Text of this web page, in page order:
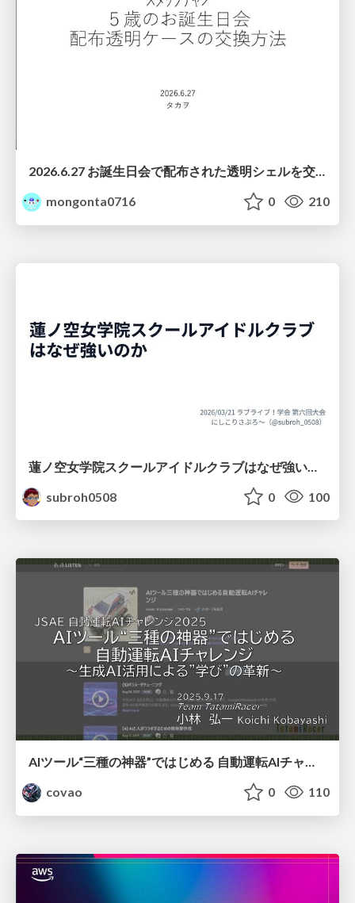
2026.6.27 お誕生日会で配布された透明シェルを交換する際の注意点について
mongonta0716
0 210
subroh0508
0 100
AIツール“三種の神器”ではじめる 自動運転AIチャレンジ
covao
0 110